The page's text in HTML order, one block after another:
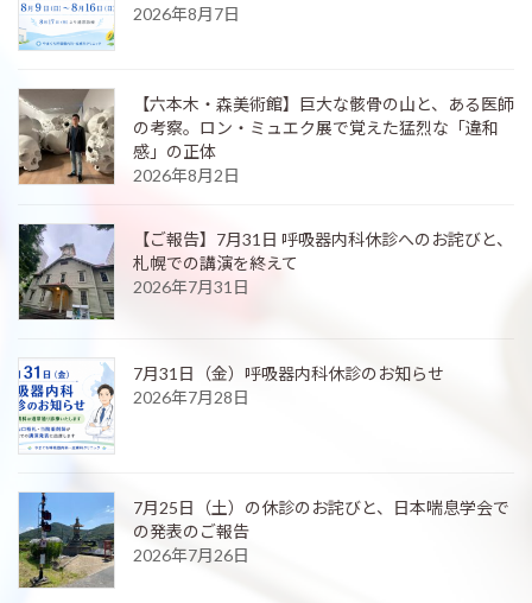
2026年8月7日
【六本木・森美術館】巨大な骸骨の山と、ある医師
の考察。ロン・ミュエク展で覚えた猛烈な「違和
感」の正体
2026年8月2日
【ご報告】7月31日 呼吸器内科休診へのお詫びと、
札幌での講演を終えて
2026年7月31日
7月31日（金）呼吸器内科休診のお知らせ
2026年7月28日
7月25日（土）の休診のお詫びと、日本喘息学会で
の発表のご報告
2026年7月26日